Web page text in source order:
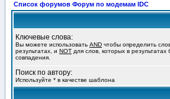
Список форумов Форум по модемам IDC
Ключевые слова:
Вы можете использовать AND чтобы определить
результатах, и NOT для слов, которых в
совпадения.
Поиск по автору:
Используйте * в качестве шаблона